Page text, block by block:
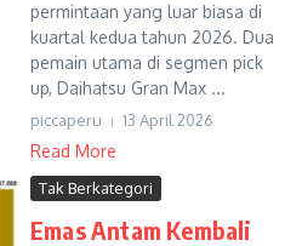
permintaan yang luar biasa di
kuartal kedua tahun 2026. Dua
pemain utama di segmen pick
up, Daihatsu Gran Max ...
piccaperu 13 April 2026
Read More
Tak Berkategori
Emas Antam Kembali